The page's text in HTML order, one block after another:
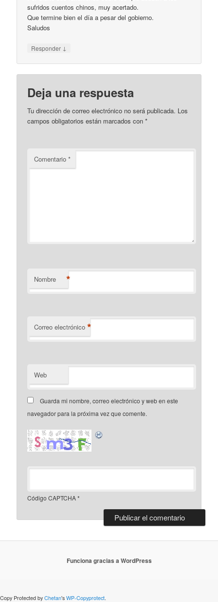
sufridos cuentos chinos, muy acertado.
Que termine bien el día a pesar del gobierno.
Saludos
Responder ↓
Deja una respuesta
Tu dirección de correo electrónico no será publicada. Los
campos obligatorios están marcados con*
Comentario*
Nombre *
Correo electrónico *
Web
Guarda mi nombre, correo electrónico y web en este
navegador para la próxima vez que comente.
Código CAPTCHA*
Funciona gracias a WordPress
Copy Protected by Chetan's WP-Copyprotect.